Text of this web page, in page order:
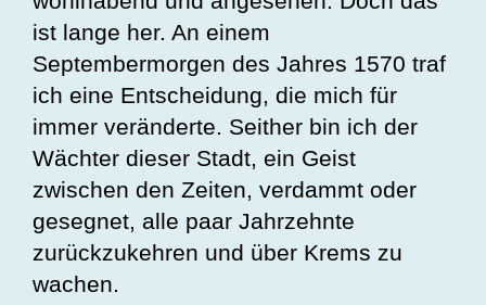
ist lange her. An einem
Septembermorgen des Jahres 1570 traf
ich eine Entscheidung, die mich für
immer veränderte. Seither bin ich der
Wächter dieser Stadt, ein Geist
zwischen den Zeiten, verdammt oder
gesegnet, alle paar Jahrzehnte
zurückzukehren und über Krems zu
wachen.